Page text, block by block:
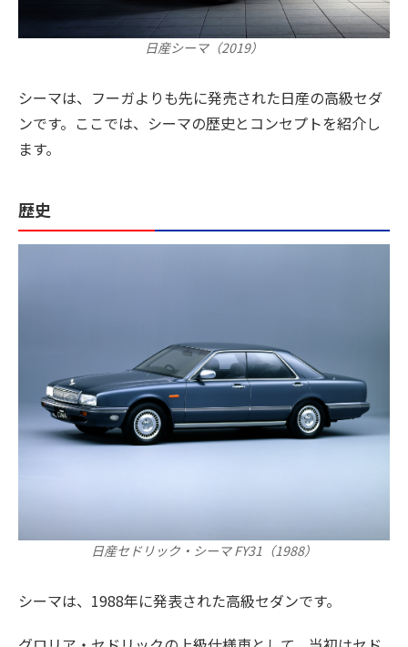
日産シーマ（2019）
シーマは、フーガよりも先に発売された日産の高級セダ
ンです。ここでは、シーマの歴史とコンセプトを紹介し
ます。
歴史
日産セドリック・シーマ FY31（1988）
シーマは、1988年に発表された高級セダンです。